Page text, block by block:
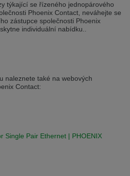
prefers another language than the
available in English. Would you like to
týkající se řízeného jednopárového
Phoenix Contact, neváhejte se
zástupce společnosti Phoenix
individuální nabídku..
naleznete také na webových
Contact:
Single Pair Ethernet | PHOENIX